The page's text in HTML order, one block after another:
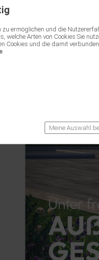
zu ermöglichen und die
welche Arten von Cookies Sie
Cookies und die damit
Meine Auswahl